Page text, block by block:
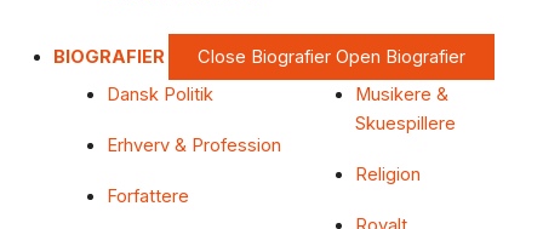
BIOGRAFIER Close Biografier Open Biografier
Dansk Politik
Erhverv & Profession
Forfattere
Musikere &
Skuespillere
Religion